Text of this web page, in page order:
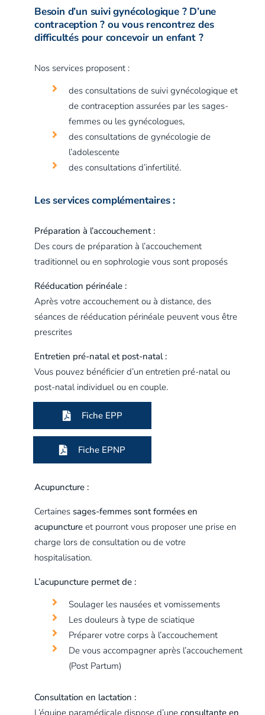
Besoin d’un suivi gynécologique ? D’une
contraception ? ou vous rencontrez des
difficultés pour concevoir un enfant ?
Nos services proposent :
des consultations de suivi gynécologique et
de contraception assurées par les sages-
femmes ou les gynécologues,
des consultations de gynécologie de
l’adolescente
des consultations d’infertilité.
Les services complémentaires :
Préparation à l’accouchement :
Des cours de préparation à l’accouchement
traditionnel ou en sophrologie vous sont proposés
Rééducation périnéale :
Après votre accouchement ou à distance, des
séances de rééducation périnéale peuvent vous être
prescrites
Entretien pré-natal et post-natal :
Vous pouvez bénéficier d’un entretien pré-natal ou
post-natal individuel ou en couple.
Fiche EPP
Fiche EPNP
Acupuncture :
Certaines sages-femmes sont formées en
acupuncture et pourront vous proposer une prise en
charge lors de consultation ou de votre
hospitalisation.
L’acupuncture permet de :
Soulager les nausées et vomissements
Les douleurs à type de sciatique
Préparer votre corps à l’accouchement
De vous accompagner après l’accouchement
(Post Partum)
Consultation en lactation :
L’équipe paramédicale dispose d’une consultante en